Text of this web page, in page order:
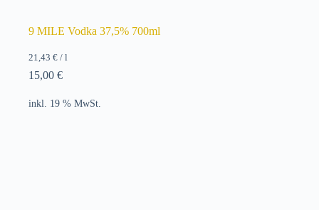
9 MILE Vodka 37,5% 700ml
21,43 € / l
15,00 €
inkl. 19 % MwSt.